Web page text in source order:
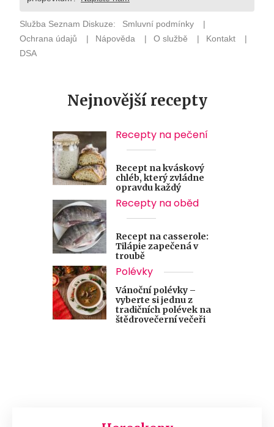
Nejnovější recepty
Recepty na pečení
Recept na kváskový
chléb, který zvládne
opravdu každý
Recepty na oběd
Recept na casserole:
Tilápie zapečená v
troubě
Polévky
Vánoční polévky –
vyberte si jednu z
tradičních polévek na
štědrovečerní večeři